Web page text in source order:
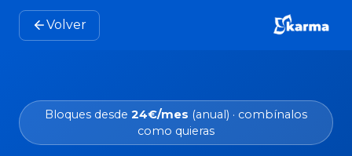
Volver
Bloques desde 24€/mes (anual) · combínalos
como quieras